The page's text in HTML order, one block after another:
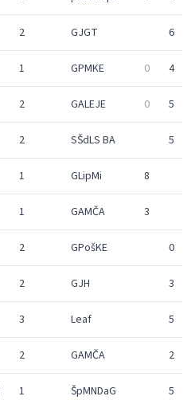
2 GJGT 6
1 GPMKE 0 4
2 GALEJE 0 5
2 SŠdLS BA 5
1 GLipMi 8
1 GAMČA 3
2 GPošKE 0
2 GJH 3
3 Leaf 5
2 GAMČA 2
1 ŠpMNDaG 5